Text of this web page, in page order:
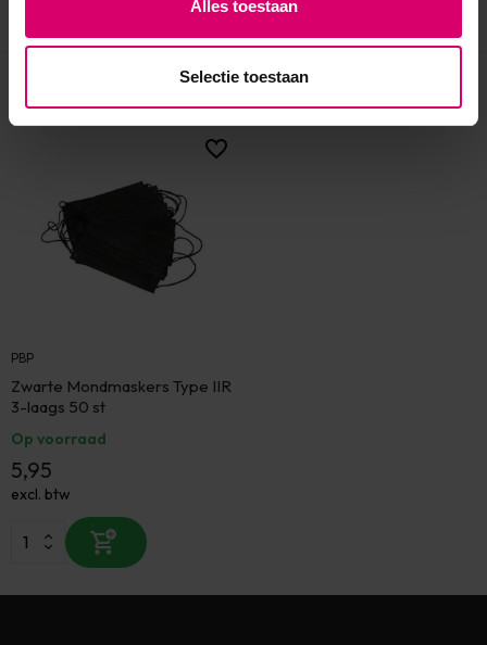
Alles toestaan
Selectie toestaan
PBP
Zwarte Mondmaskers Type IIR
3-laags 50 st
Op voorraad
5,95
excl. btw